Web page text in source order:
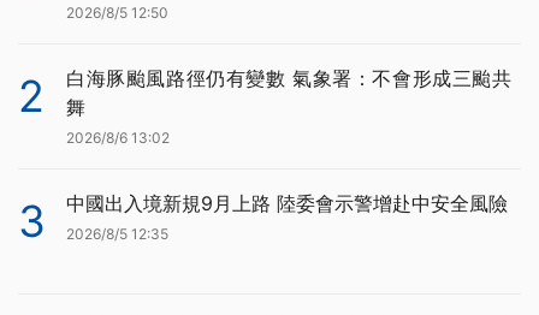
2026/8/5 12:50
2
白海豚颱風路徑仍有變數 氣象署：不會形成三颱共
舞
2026/8/6 13:02
3 中國出入境新規9月上路 陸委會示警增赴中安全風險
2026/8/5 12:35